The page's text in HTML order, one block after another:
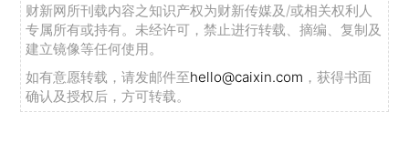
财新网所刊载内容之知识产权为财新传媒及/或相关权利人
专属所有或持有。未经许可，禁止进行转载、摘编、复制及
建立镜像等任何使用。
如有意愿转载，请发邮件至hello@caixin.com ，获得书面
确认及授权后，方可转载。